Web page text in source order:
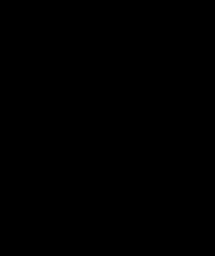
тем для дизайна. Оформление
качество печати. Процесс